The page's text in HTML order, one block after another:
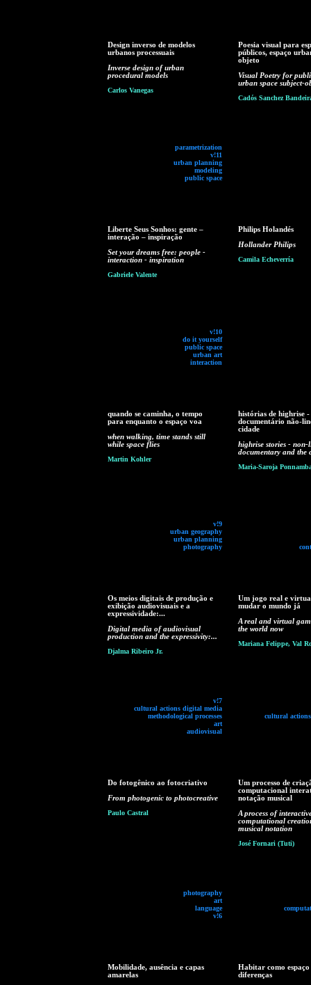
Design inverso de modelos
urbanos processuais
Inverse design of urban
procedural models
Carlos Vanegas
parametrization
v!11
urban planning
modeling
public space
Poesia visual para
públicos, espaço
objeto
Visual Poetry for
urban space subject-
Cadós Sanchez
Liberte Seus Sonhos: gente –
interação – inspiração
Set your dreams free: people -
interaction - inspiration
Gabriele Valente
v!10
do it yourself
public space
urban art
interaction
Philips Holandés
Hollander Philips
Camila Echeverría
quando se caminha, o tempo
para enquanto o espaço voa
when walking, time stands still
while space flies
Martin Kohler
v!9
urban geography
urban planning
photography
histórias de highrise -
documentário não-
cidade
highrise stories - non-
documentary and the
Maria-Saroja
Os meios digitais de produção e
exibição audiovisuais e a
expressividade:...
Digital media of audiovisual
production and the expressivity:...
Djalma Ribeiro Jr.
v!7
cultural actions digital media
methodological processes
art
audiovisual
Um jogo real e
mudar o mundo já
A real and virtual
the world now
Mariana Felippe, Val
cultural
Do fotogênico ao fotocriativo
From photogenic to photocreative
Paulo Castral
photography
art
language
v!6
Um processo de
computacional
notação musical
A process of
computational
musical notation
José Fornari (Tuti)
Mobilidade, ausência e capas
amarelas
Habitar como espaço
diferenças